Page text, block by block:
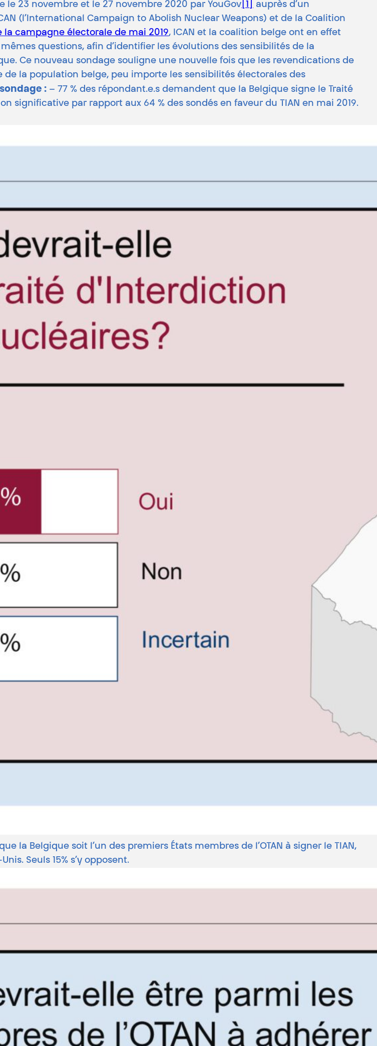
le 23 novembre et le 27 novembre 2020 par YouGov [1]
auprès d’un
(l’International Campaign to Abolish Nuclear Weapons) et de la Coalition
la campagne électorale de mai 2019, ICAN et la coalition belge ont en effet
questions, afin d’identifier les évolutions des sensibilités de la
Ce nouveau sondage souligne une nouvelle fois que les revendications de
la population belge, peu importe les sensibilités électorales des
: – 77 % des répondant.e.s demandent que la Belgique signe le Traité
significative par rapport aux 64 % des sondés en faveur du TIAN en mai 2019.
la Belgique soit l’un des premiers États membres de l’OTAN à signer le TIAN,
Seuls 15% s’y opposent.